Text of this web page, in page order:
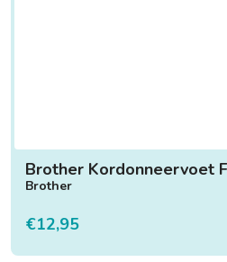
Brother Kordonneervoet
Brother
€12,95